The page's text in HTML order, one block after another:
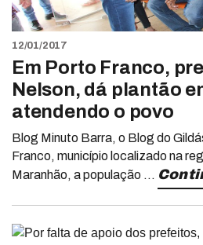
12/01/2017
Em Porto Franco,
Nelson, dá plantão
atendendo o povo
Blog Minuto Barra, o Blog do
Franco, município localizado na
Maranhão, a população ...